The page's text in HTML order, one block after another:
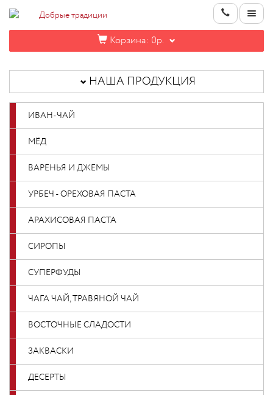
Корзина: 0р.
ИНФОРМАЦИЯ
КОНТАКТЫ
НОВИНКИ
ОПТОВИКАМ
НАША ПРОДУКЦИЯ
ИВАН-ЧАЙ
МЁД
ВАРЕНЬЯ И ДЖЕМЫ
УРБЕЧ - ОРЕХОВАЯ ПАСТА
АРАХИСОВАЯ ПАСТА
СИРОПЫ
СУПЕРФУДЫ
ЧАГА ЧАЙ, ТРАВЯНОЙ ЧАЙ
ВОСТОЧНЫЕ СЛАДОСТИ
ЗАКВАСКИ
ДЕСЕРТЫ